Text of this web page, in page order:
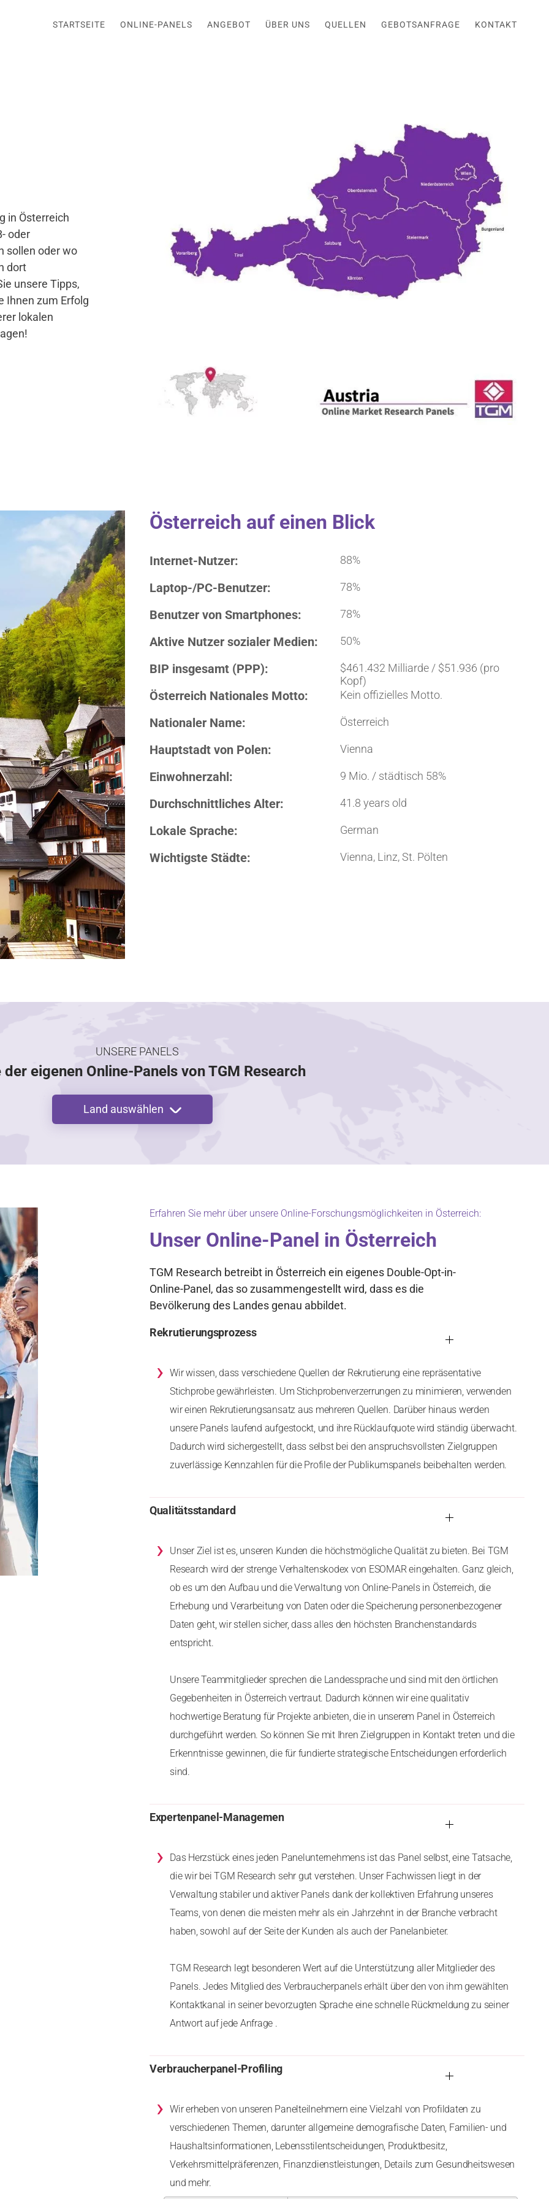
STARTSEITE ONLINE-PANELS ANGEBOT ÜBER UNS QUELLEN GEBOTSANFRAGE KONTAKT
in Österreich
oder
sollen oder wo
dort
unsere Tipps,
Ihnen zum Erfolg
lokalen
Österreich auf einen Blick
Internet-Nutzer: 88%
Laptop-/PC-Benutzer: 78%
Benutzer von Smartphones: 78%
Aktive Nutzer sozialer Medien: 50%
BIP insgesamt (PPP):
$461.432 Milliarde / $51.936 (pro
Kopf)
Österreich Nationales Motto: Kein offizielles Motto.
Nationaler Name: Österreich
Hauptstadt von Polen: Vienna
Einwohnerzahl: 9 Mio. / städtisch 58%
Durchschnittliches Alter: 41.8 years old
Lokale Sprache: German
Wichtigste Städte: Vienna, Linz, St. Pölten
UNSERE PANELS
der eigenen Online-Panels von TGM Research
Land auswählen
Erfahren Sie mehr über unsere Online-Forschungsmöglichkeiten in Österreich:
Unser Online-Panel in Österreich
TGM Research betreibt in Österreich ein eigenes Double-Opt-in-
Online-Panel, das so zusammengestellt wird, dass es die
Bevölkerung des Landes genau abbildet.
Rekrutierungsprozess
› Wir wissen, dass verschiedene Quellen der Rekrutierung eine repräsentative
Stichprobe gewährleisten. Um Stichprobenverzerrungen zu minimieren, verwenden
wir einen Rekrutierungsansatz aus mehreren Quellen. Darüber hinaus werden
unsere Panels laufend aufgestockt, und ihre Rücklaufquote wird ständig überwacht.
Dadurch wird sichergestellt, dass selbst bei den anspruchsvollsten Zielgruppen
zuverlässige Kennzahlen für die Profile der Publikumspanels beibehalten werden.
Qualitätsstandard
›
Unser Ziel ist es, unseren Kunden die höchstmögliche Qualität zu bieten. Bei TGM
Research wird der strenge Verhaltenskodex von ESOMAR eingehalten. Ganz gleich,
ob es um den Aufbau und die Verwaltung von Online-Panels in Österreich, die
Erhebung und Verarbeitung von Daten oder die Speicherung personenbezogener
Daten geht, wir stellen sicher, dass alles den höchsten Branchenstandards
entspricht.
Unsere Teammitglieder sprechen die Landessprache und sind mit den örtlichen
Gegebenheiten in Österreich vertraut. Dadurch können wir eine qualitativ
hochwertige Beratung für Projekte anbieten, die in unserem Panel in Österreich
durchgeführt werden. So können Sie mit Ihren Zielgruppen in Kontakt treten und die
Erkenntnisse gewinnen, die für fundierte strategische Entscheidungen erforderlich
sind.
Expertenpanel-Managemen
›
Das Herzstück eines jeden Panelunternehmens ist das Panel selbst, eine Tatsache,
die wir bei TGM Research sehr gut verstehen. Unser Fachwissen liegt in der
Verwaltung stabiler und aktiver Panels dank der kollektiven Erfahrung unseres
Teams, von denen die meisten mehr als ein Jahrzehnt in der Branche verbracht
haben, sowohl auf der Seite der Kunden als auch der Panelanbieter.
TGM Research legt besonderen Wert auf die Unterstützung aller Mitglieder des
Panels. Jedes Mitglied des Verbraucherpanels erhält über den von ihm gewählten
Kontaktkanal in seiner bevorzugten Sprache eine schnelle Rückmeldung zu seiner
Antwort auf jede Anfrage .
Verbraucherpanel-Profiling
› Wir erheben von unseren Panelteilnehmern eine Vielzahl von Profildaten zu
verschiedenen Themen, darunter allgemeine demografische Daten, Familien- und
Haushaltsinformationen, Lebensstilentscheidungen, Produktbesitz,
Verkehrsmittelpräferenzen, Finanzdienstleistungen, Details zum Gesundheitswesen
und mehr.